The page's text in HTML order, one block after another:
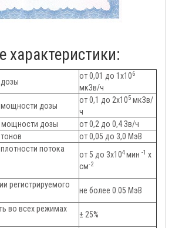
характеристики:
от 0,01 до 1х106
мкЗв/ч
мощности дозы
от 0,1 до 2х105 мкЗв/
ч
мощности дозы
от 0,2 до 0,4 Зв/ч
от 0,05 до 3,0 МэВ
потока
от 5 до 3х104мин -1 х
см-2
регистрируемого
не более 0.05 МэВ
во всех режимах
± 25%